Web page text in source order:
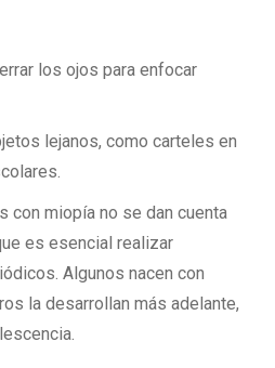
los ojos para enfocar
lejanos, como carteles en
con miopía no se dan cuenta
es esencial realizar
Algunos nacen con
la desarrollan más adelante,